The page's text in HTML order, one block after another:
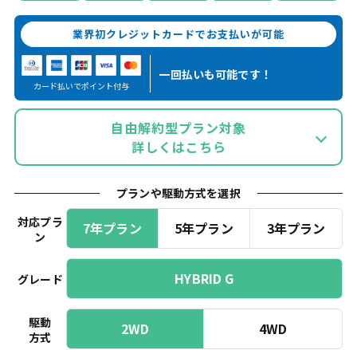
業界初クレジットカードでお支払いが可能
カード払いでポイント付与
一回払いも可能です！
自由解約型プラン対象
詳しくはこちら
プランや駆動方式を選択
対応プラ
ン
7年プラン 5年プラン 3年プラン
グレード HYBRID G
駆動
方式
2WD 4WD